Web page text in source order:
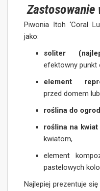
Zastosowanie
Piwonia Itoh ‘Coral
jako:
soliter
efektowny punkt
element
przed domem
roślina do
roślina na
kwiatom,
element
pastelowych
Najlepiej prezentuje